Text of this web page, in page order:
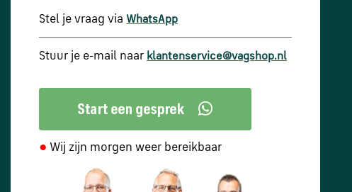
Stel je vraag via WhatsApp
Stuur je e-mail naar klantenservice@vagshop.nl
● Wij zijn morgen weer bereikbaar